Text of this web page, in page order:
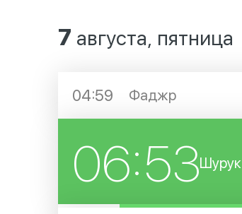
7 августа, пятница
04:59 Фаджр
06:53Шурук